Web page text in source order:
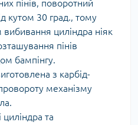
пінів, поворотний
кутом 30 град., тому
циліндра ніяк
пінів
бампінгу.
з карбід-
механізму
циліндра та